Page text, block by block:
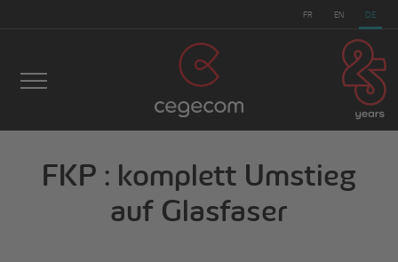
FR EN DE
cegecom Nachrichten>FKP : komplett Umstieg auf
Glasfaser
FKP : komplett Umstieg
auf Glasfaser